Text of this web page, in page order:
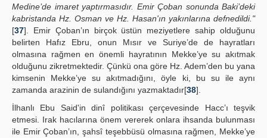
Medine’de imaret yaptırmasıdır. Emir Çoban sonunda Baki’deki
kabristanda Hz. Osman ve Hz. Hasan'ın yakınlarına defnedildi."
[37]. Emir Çoban’ın birçok üstün meziyetlere sahip olduğunu
belirten Hafız Ebru, onun Mısır ve Suriye’de de hayratları
olmasına rağmen en önemli hayratının Mekke’ye su akıtmak
olduğunu zikretmektedir. Çünkü ona göre Hz. Adem’den bu yana
kimsenin Mekke’ye su akıtmadığını, öyle ki, bu su ile aynı
zamanda arazinin de sulandığını yazmaktadır[38].
İlhanlı Ebu Said'in dinî politikası çerçevesinde Hacc’ı teşvik
etmesi. Irak hacılarına önem vererek onlara ihsanda bulunması
ile Emir Çoban’ın, şahsî teşebbüsü olmasına rağmen, Mekke’ye